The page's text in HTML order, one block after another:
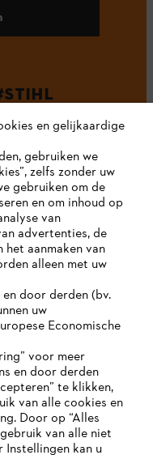
NIET
ondersteunen. Om
en gelijkaardige
gebruiken we
zelfs zonder uw
gebruiken om de
en om inhoud op
van
advertenties, de
aanmaken van
alleen met uw
door derden (bv.
uw
Economische
voor meer
en door derden
te klikken,
van alle cookies en
Door op “Alles
van alle niet
kan u